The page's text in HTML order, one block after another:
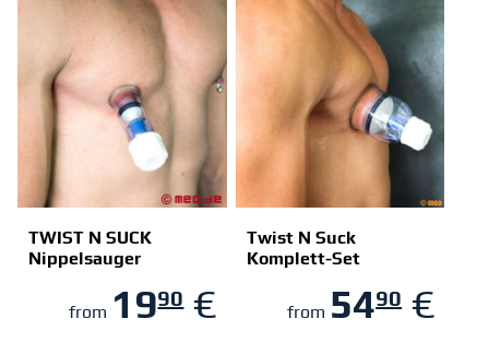
TWIST N SUCK
Nippelsauger
from 1990€
Twist N Suck
Komplett-Set
from 5490€